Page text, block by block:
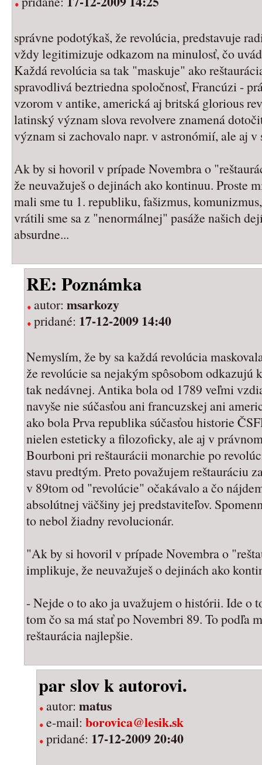
správne podotýkaš, že revolúcia, predstavuje
vždy legitimizuje odkazom na minulosť, čo
Každá revolúcia sa tak "maskuje" ako
spravodlivá beztriedna spoločnosť, Francúzi -
vzorom v antike, americká aj britská glorious
latinský význam slova revolvere znamená
význam si zachovalo napr. v astronómií, ale aj v
Ak by si hovoril v prípade Novembra o
že neuvažuješ o dejinách ako kontinuu. Proste
mali sme tu 1. republiku, fašizmus,
vrátili sme sa z "nenormálnej" pasáže našich
absurdne...
RE: Poznámka
autor: msarkozy
pridané: 17-12-2009 14:40
Nemyslím, že by sa každá revolúcia
že revolúcie sa nejakým spôsobom odkazujú
tak nedávnej. Antika bola od 1789 veľmi
navyše nie súčasťou ani francuzskej ani
ako bola Prva republika súčasťou historie
nielen esteticky a filozoficky, ale aj v
Bourboni pri reštaurácii monarchie po
stavu predtým. Preto považujem reštauráciu
v 89tom od "revolúcie" očakávalo a čo
absolútnej väčšiny jej predstaviteľov.
to nebol žiadny revolucionár.
"Ak by si hovoril v prípade Novembra o
implikuje, že neuvažuješ o dejinách ako
- Nejde o to ako ja uvažujem o histórii. Ide o
tom čo sa má stať po Novembri 89. To podľa
reštaurácia najlepšie.
par slov k autorovi.
autor: matus
e-mail: borovica@lesik.sk
pridané: 17-12-2009 20:40